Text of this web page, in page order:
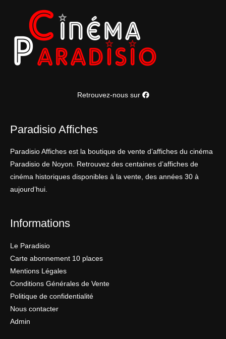
Retrouvez-nous sur
Paradisio Affiches
Paradisio Affiches est la boutique de vente d’affiches du cinéma
Paradisio de Noyon. Retrouvez des centaines d’affiches de
cinéma historiques disponibles à la vente, des années 30 à
aujourd’hui.
Informations
Le Paradisio
Carte abonnement 10 places
Mentions Légales
Conditions Générales de Vente
Politique de confidentialité
Nous contacter
Admin